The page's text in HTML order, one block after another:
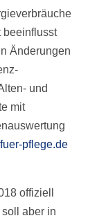
beeinflusst
Änderungen
und
mit
pflege.de
offiziell
aber in